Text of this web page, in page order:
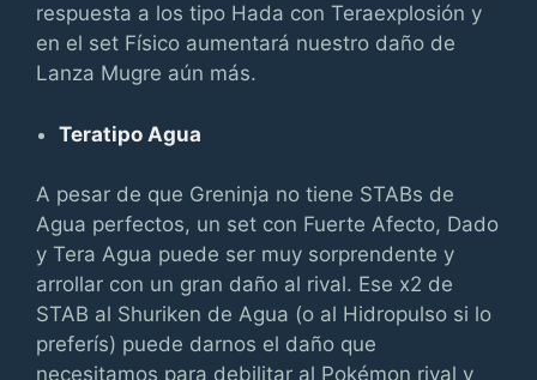
respuesta a los tipo Hada con Teraexplosión y
en el set Físico aumentará nuestro daño de
Lanza Mugre aún más.
Teratipo Agua
A pesar de que Greninja no tiene STABs de
Agua perfectos, un set con Fuerte Afecto, Dado
y Tera Agua puede ser muy sorprendente y
arrollar con un gran daño al rival. Ese x2 de
STAB al Shuriken de Agua (o al Hidropulso si lo
preferís) puede darnos el daño que
necesitamos para debilitar al Pokémon rival y